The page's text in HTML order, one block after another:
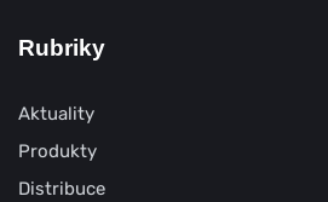
Rubriky
Aktuality
Produkty
Distribuce